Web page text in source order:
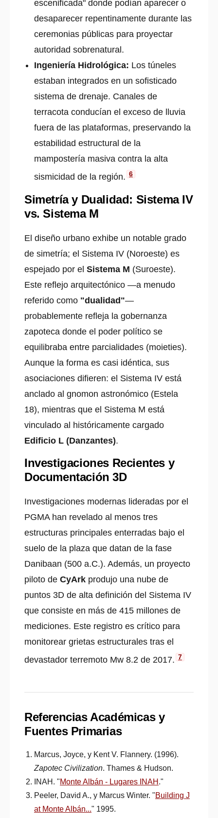
escenificada" donde podían aparecer o
desaparecer repentinamente durante las
ceremonias públicas para proyectar
autoridad sobrenatural.
Ingeniería Hidrológica: Los túneles
estaban integrados en un sofisticado
sistema de drenaje. Canales de
terracota conducían el exceso de lluvia
fuera de las plataformas, preservando la
estabilidad estructural de la
mampostería masiva contra la alta
sismicidad de la región. 6
Simetría y Dualidad: Sistema IV
vs. Sistema M
El diseño urbano exhibe un notable grado
de simetría; el Sistema IV (Noroeste) es
espejado por el Sistema M (Suroeste).
Este reflejo arquitectónico —a menudo
referido como "dualidad"—
probablemente refleja la gobernanza
zapoteca donde el poder político se
equilibraba entre parcialidades (moieties).
Aunque la forma es casi idéntica, sus
asociaciones difieren: el Sistema IV está
anclado al gnomon astronómico (Estela
18), mientras que el Sistema M está
vinculado al históricamente cargado
Edificio L (Danzantes).
Investigaciones Recientes y
Documentación 3D
Investigaciones modernas lideradas por el
PGMA han revelado al menos tres
estructuras principales enterradas bajo el
suelo de la plaza que datan de la fase
Danibaan (500 a.C.). Además, un proyecto
piloto de CyArk produjo una nube de
puntos 3D de alta definición del Sistema IV
que consiste en más de 415 millones de
mediciones. Este registro es crítico para
monitorear grietas estructurales tras el
devastador terremoto Mw 8.2 de 2017. 7
Referencias Académicas y
Fuentes Primarias
Marcus, Joyce, y Kent V. Flannery. (1996).
Zapotec Civilization. Thames & Hudson.
INAH. "Monte Albán - Lugares INAH ."
Peeler, David A., y Marcus Winter. "Building J
at Monte Albán..." 1995.